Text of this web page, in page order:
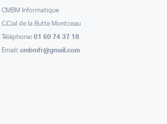
CMBM Informatique
C.Cial de la Butte Montceau
Téléphone:01 60 74 37 18
Email:cmbmfr@gmail.com